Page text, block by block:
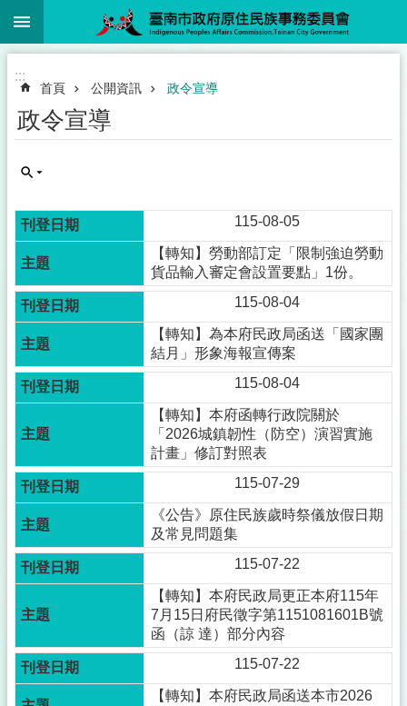
跳到主要內容區塊
:::
首頁 公開資訊 政令宣導
政令宣導
115-08-05
【轉知】勞動部訂定「限制強迫勞動
貨品輸入審定會設置要點」1份。
115-08-04
【轉知】為本府民政局函送「國家團
結月」形象海報宣傳案
115-08-04
【轉知】本府函轉行政院關於
「2026城鎮韌性（防空）演習實施
計畫」修訂對照表
115-07-29
《公告》原住民族歲時祭儀放假日期
及常見問題集
115-07-22
【轉知】本府民政局更正本府115年
7月15日府民徵字第1151081601B號
函（諒 達）部分內容
115-07-22
【轉知】本府民政局函送本市2026